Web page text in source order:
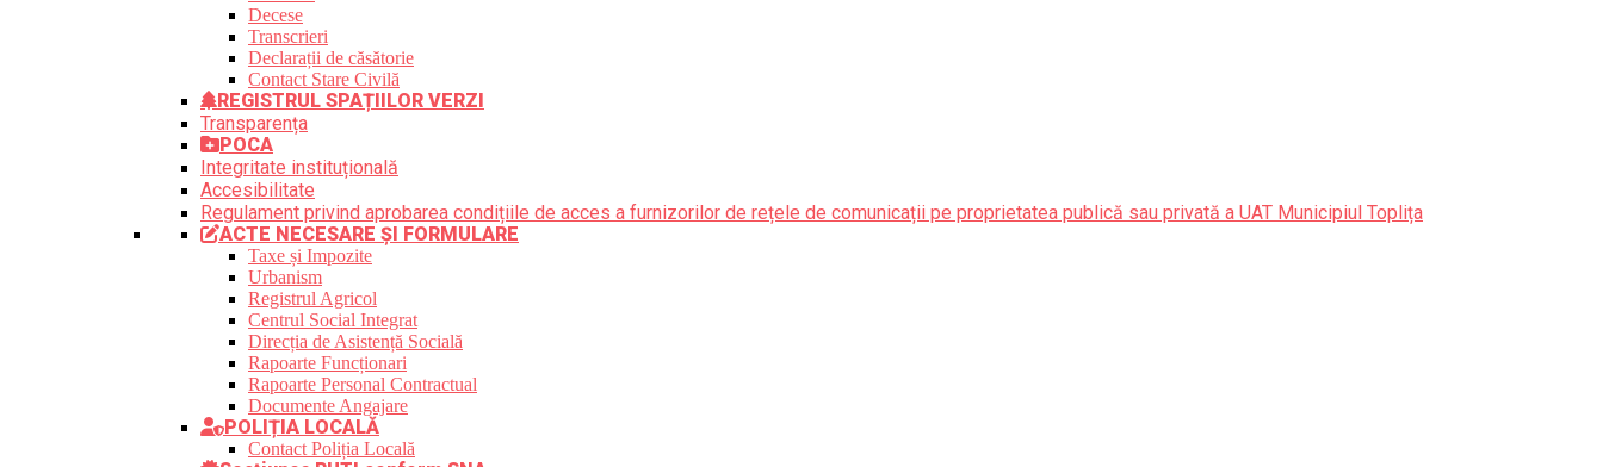
Decese
Transcrieri
Declarații de căsătorie
Contact Stare Civilă
REGISTRUL SPAȚIILOR VERZI
Transparența
POCA
Integritate instituțională
Accesibilitate
Regulament privind aprobarea condițiile de acces a furnizorilor de rețele de comunicații pe proprietatea publică sau privată a UAT Municipiul Toplița
ACTE NECESARE ȘI FORMULARE
Taxe și Impozite
Urbanism
Registrul Agricol
Centrul Social Integrat
Direcția de Asistență Socială
Rapoarte Funcționari
Rapoarte Personal Contractual
Documente Angajare
POLIȚIA LOCALĂ
Contact Poliția Locală